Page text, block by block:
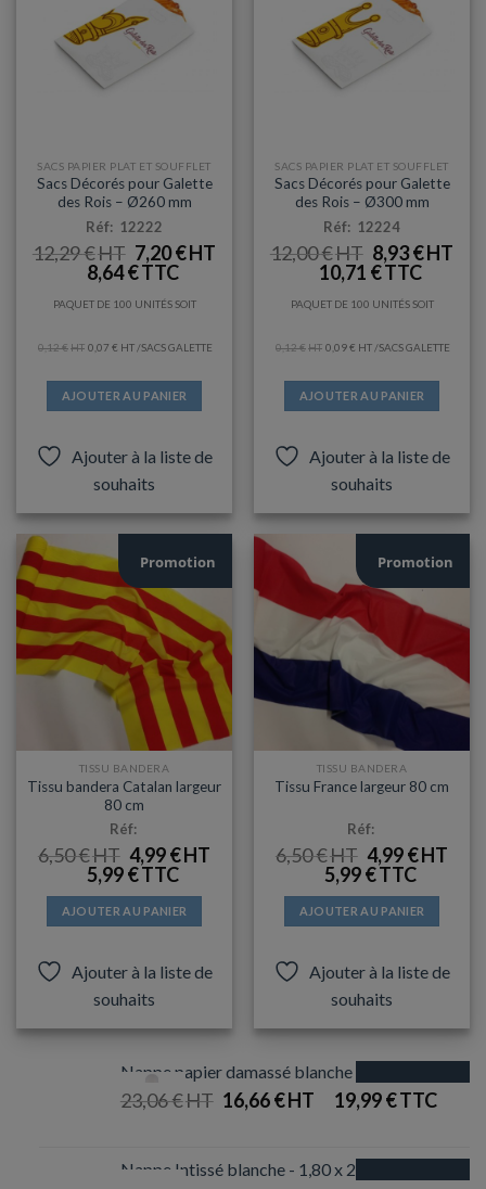
SACS PAPIER PLAT ET SOUFFLET
Sacs Décorés pour Galette
des Rois – Ø260 mm
Réf: 12222
12,29€
LE
PRIX
INITIAL
12,29 €.
7,20€
8,64€
PAQUET DE 100 UNITÉS SOIT
0,12€ 0,07 € /SACS GALETTE
AJOUTER AU PANIER
Ajouter à la liste de
souhaits
SACS PAPIER PLAT ET SOUFFLET
Sacs Décorés pour Galette
des Rois – Ø300 mm
Réf: 12224
12,00€
LE
PRIX
INITIAL
12,00 €.
8,93€
10,71 €
PAQUET DE 100 UNITÉS SOIT
0,12€ 0,09€ /SACS GALETTE
AJOUTER AU PANIER
Ajouter à la liste de
souhaits
Promotion
TISSU BANDERA
Tissu bandera Catalan largeur
80 cm
Réf:
6,50€
LE
PRIX
INITIAL
ÉTAIT :
6,50 €.
4,99€
5,99€
AJOUTER AU PANIER
Ajouter à la liste de
souhaits
Promotion
TISSU BANDERA
Tissu France largeur 80 cm
Réf:
6,50€
LE
PRIX
INITIAL
ÉTAIT :
6,50 €.
4,99€
5,99€
AJOUTER AU PANIER
Ajouter à la liste de
souhaits
Promotion
Nappe papier damassé blanche 1,20 x 100 m
23,06€
Le
était :
16,66€
est :
19,99€
Nappe Intissé blanche - 1,80 x 25m